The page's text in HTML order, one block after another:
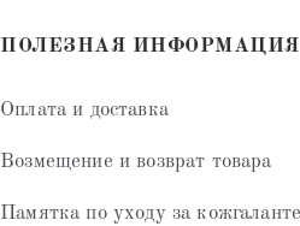
ПОЛЕЗНАЯ ИНФОРМАЦИЯ
Оплата и доставка
Возмещение и возврат товара
Памятка по уходу за